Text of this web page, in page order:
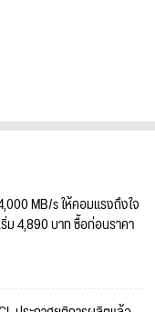
MB/s ให้คอมแรงถึงใจ
ม 4,890 บาท ซื้อก่อนราคา